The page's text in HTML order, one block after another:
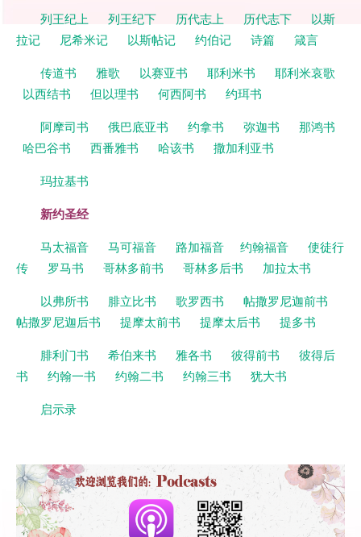
列王纪上
列王纪下 历代志上 历代志下
以斯
拉记
尼希米记 以斯帖记 约伯记 诗篇
箴言
传道书
雅歌 以赛亚书 耶利米书
耶利米哀歌
以西结书
但以理书 何西阿书
约珥书
阿摩司书
俄巴底亚书 约拿书 弥迦书
那鸿书
哈巴谷书
西番雅书 哈该书
撒加利亚书
玛拉基书
新约圣经
马太福音 马可福音 路加福音 约翰福音
使徒行
传
罗马书 哥林多前书 哥林多后书
加拉太书
以弗所书
腓立比书 歌罗西书
帖撒罗尼迦前书
帖撒罗尼迦后书
提摩太前书 提摩太后书
提多书
腓利门书
希伯来书 雅各书 彼得前书
彼得后
书
约翰一书 约翰二书 约翰三书
犹大书
启示录